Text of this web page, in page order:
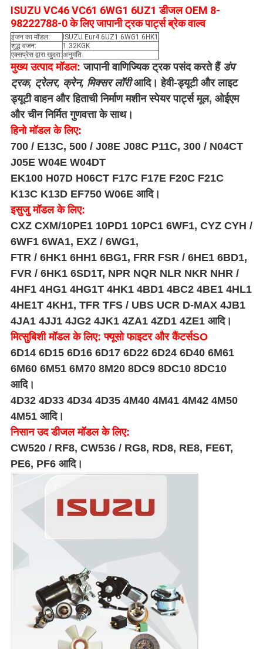
ISUZU VC46 VC61 6WG1 6UZ1 डीजल OEM 8-
98222788-0 के लिए जापानी ट्रक पार्ट्स ब्रेक वाल्व
इंजन का मॉडल:
ISUZU Eur4 6UZ1 6WG1 6HK1
शुद्ध वजन:
1.32KGK
एक्सप्रेस द्वारा खुदरा:अनुमति
मुख्य उत्पाद मॉडल: जापानी वाणिज्यिक ट्रक पसंद करते हैं डंप
ट्रक, ट्रेलर, क्रेन, मिक्सर लॉरी आदि। हेवी-ड्यूटी और लाइट
ड्यूटी वाहन और हिताची निर्माण मशीन स्पेयर पार्ट्स मूल, ओईएम
और चीन निर्मित गुणवत्ता के साथ।
हिनो मॉडल के लिए:
700 / E13C, 500 / J08E J08C P11C, 300 / N04CT
J05E W04E W04DT
EK100 H07D H06CT F17C F17E F20C F21C
K13C K13D EF750 W06E आदि।
इसुजु मॉडल के लिए:
CXZ CXM/10PE1 10PD1 10PC1 6WF1, CYZ CYH /
6WF1 6WA1, EXZ / 6WG1,
FTR / 6HK1 6HH1 6BG1, FRR FSR / 6HE1 6BD1,
FVR / 6HK1 6SD1T, NPR NQR NLR NKR NHR /
4HF1 4HG1 4HG1T 4HK1 4BD1 4BC2 4BE1 4HL1
4HE1T 4KH1, TFR TFS / UBS UCR D-MAX 4JB1
4JA1 4JJ1 4JG2 4JK1 4ZA1 4ZD1 4ZE1 आदि।
मित्सुबिशी मॉडल के लिए: फ्यूसो फाइटर और कैंटर्सSO
6D14 6D15 6D16 6D17 6D22 6D24 6D40 6M61
6M60 6M51 6M70 8M20 8DC9 8DC10 8DC10
आदि।
4D32 4D33 4D34 4D35 4M40 4M41 4M42 4M50
4M51 आदि।
निसान उद डीजल मॉडल के लिए:
CW520 / RF8, CW536 / RG8, RD8, RE8, FE6T,
PE6, PF6 आदि।